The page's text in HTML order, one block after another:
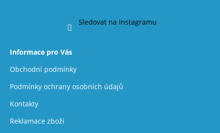
Sledovat na Instagramu
Informace pro Vás
Obchodní podmínky
Podmínky ochrany osobních údajů
Kontakty
Reklamace zboží